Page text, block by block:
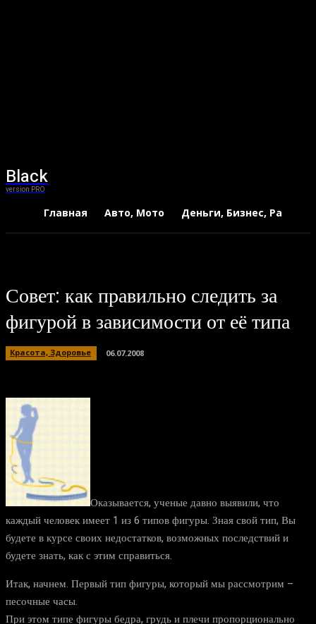
Black
version PRO
Главная Авто, Мото Деньги, Бизнес, Работа
Совет: как правильно следить за
фигурой в зависимости от её типа
Красота, Здоровье 06.07.2008
Оказывается, ученые давно выявили, что
каждый человек имеет 1 из 6 типов фигуры. Зная свой тип, Вы
будете в курсе своих недостатков, возможных последствий и
будете знать, как с этим справиться.
Итак, начнем. Первый тип фигуры, который мы рассмотрим –
песочные часы.
При этом типе фигуры бедра, грудь и плечи пропорционально